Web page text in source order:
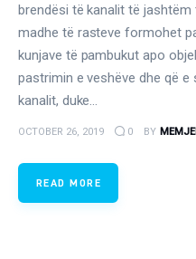
Okulistike
Onkologji
Ortopedi dhe
Pneumologji
brendësi të kanalit të
madhe të rasteve formohet
kunjave të pambukut apo
pastrimin e veshëve dhe që e
kanalit, duke…
OCTOBER 26, 2019 0 BY
READ MORE